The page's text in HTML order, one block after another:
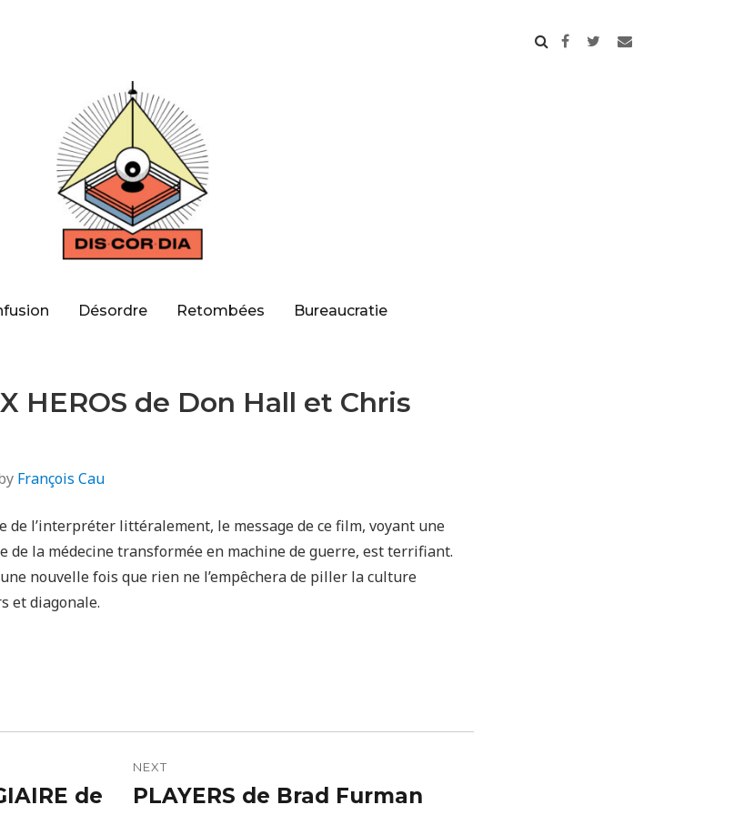
Désordre Retombées Bureaucratie
HEROS de Don Hall et Chris
François Cau
de l’interpréter littéralement, le message de ce film, voyant une
de la médecine transformée en machine de guerre, est terrifiant.
nouvelle fois que rien ne l’empêchera de piller la culture
et diagonale.
de
NEXT
Next
PLAYERS de Brad Furman